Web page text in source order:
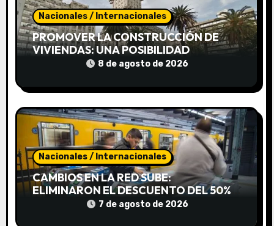
a
d
s
Nacionales / Internacionales
PROMOVER LA CONSTRUCCIÓN DE
VIVIENDAS: UNA POSIBILIDAD
8 de agosto de 2026
Nacionales / Internacionales
CAMBIOS EN LA RED SUBE:
ELIMINARON EL DESCUENTO DEL 50%
PARA COMBINAR EL TREN CON EL
7 de agosto de 2026